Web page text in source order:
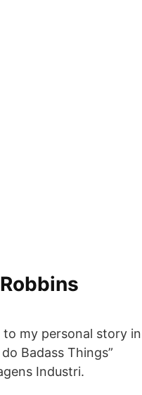
to my personal story in
Badass Things”
Industri.